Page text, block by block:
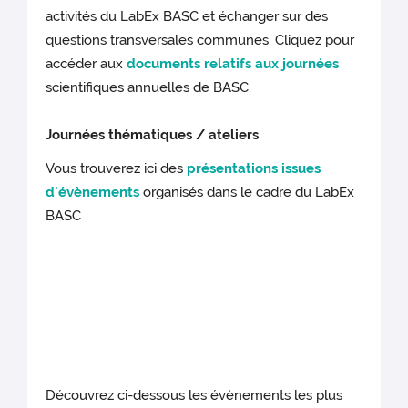
activités du LabEx BASC et échanger sur des
questions transversales communes. Cliquez pour
accéder auxdocuments relatifs aux journées
scientifiques annuelles de BASC.
Journées thématiques / ateliers
Vous trouverez ici des présentations issues
d'évènements organisés dans le cadre du LabEx
BASC
Découvrez ci-dessous les évènements les plus